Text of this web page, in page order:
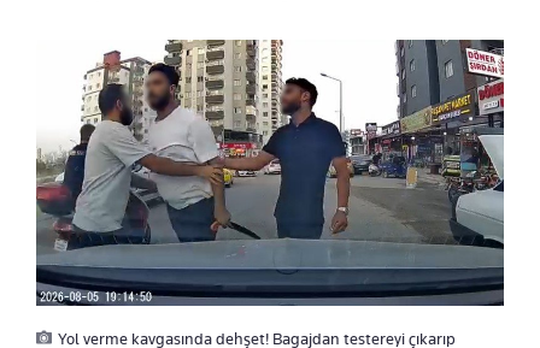
Yol verme kavgasında dehşet! Bagajdan testereyi çıkarıp